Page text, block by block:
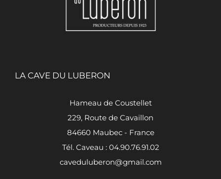
LA CAVE DU LUBERON
Hameau de Coustellet
229, Route de Cavaillon
84660 Maubec - France
Tél. Caveau : 04.90.76.91.02
caveduluberon@gmail.com